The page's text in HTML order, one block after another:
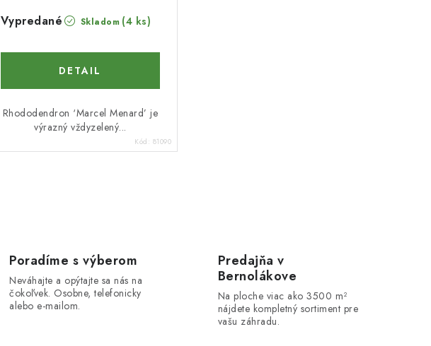
Skladom (4 ks)
Vypredané
DETAIL
Rhododendron ‘Marcel Menard’ je
výrazný vždyzelený...
Kód: 81090
Poradíme s výberom
Neváhajte a opýtajte sa nás na
čokoľvek. Osobne, telefonicky
alebo e-mailom.
Predajňa v
Bernolákove
Na ploche viac ako 3500 m²
nájdete kompletný sortiment pre
vašu záhradu.